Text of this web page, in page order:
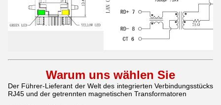
Warum uns wählen Sie
Der Führer-Lieferant der Welt des integrierten Verbindungsstücks
RJ45 und der getrennten magnetischen Transformatoren